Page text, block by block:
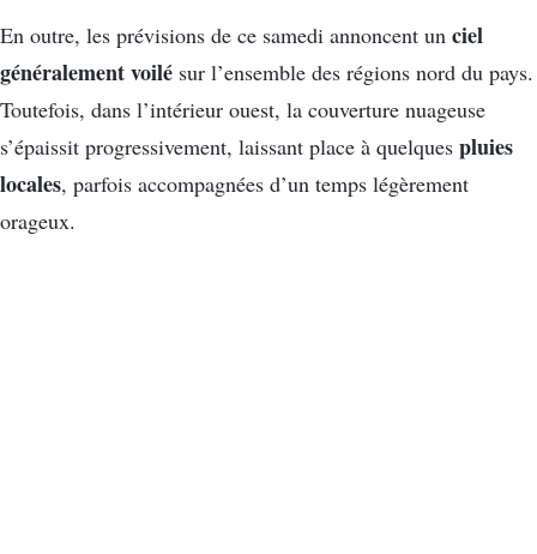
En outre, les prévisions de ce samedi annoncent un ciel
généralement voilé sur l’ensemble des régions nord du pays.
Toutefois, dans l’intérieur ouest, la couverture nuageuse
s’épaissit progressivement, laissant place à quelques pluies
locales, parfois accompagnées d’un temps légèrement
orageux.